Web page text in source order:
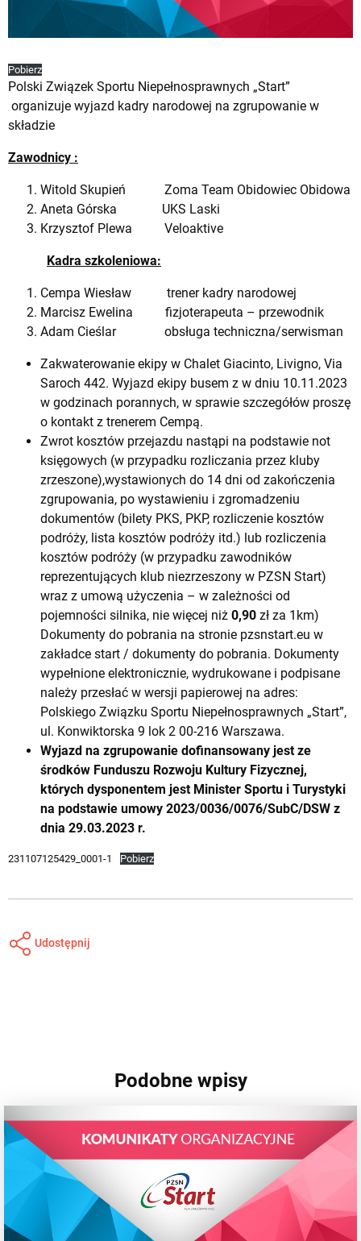
Pobierz
Polski Związek Sportu Niepełnosprawnych „Start”
organizuje wyjazd kadry narodowej na zgrupowanie w
składzie
Zawodnicy :
Witold Skupień Zoma Team Obidowiec Obidowa
Aneta Górska UKS Laski
Krzysztof Plewa Veloaktive
Kadra szkoleniowa:
Cempa Wiesław trener kadry narodowej
Marcisz Ewelina fizjoterapeuta – przewodnik
Adam Cieślar obsługa techniczna/serwisman
Zakwaterowanie ekipy w Chalet Giacinto, Livigno, Via
Saroch 442. Wyjazd ekipy busem z w dniu 10.11.2023
w godzinach porannych, w sprawie szczegółów proszę
o kontakt z trenerem Cempą.
Zwrot kosztów przejazdu nastąpi na podstawie not
księgowych (w przypadku rozliczania przez kluby
zrzeszone),wystawionych do 14 dni od zakończenia
zgrupowania, po wystawieniu i zgromadzeniu
dokumentów (bilety PKS, PKP, rozliczenie kosztów
podróży, lista kosztów podróży itd.) lub rozliczenia
kosztów podróży (w przypadku zawodników
reprezentujących klub niezrzeszony w PZSN Start)
wraz z umową użyczenia – w zależności od
pojemności silnika, nie więcej niż 0,90 zł za 1km)
Dokumenty do pobrania na stronie pzsnstart.eu w
zakładce start / dokumenty do pobrania. Dokumenty
wypełnione elektronicznie, wydrukowane i podpisane
należy przesłać w wersji papierowej na adres:
Polskiego Związku Sportu Niepełnosprawnych „Start”,
ul. Konwiktorska 9 lok 2 00-216 Warszawa.
Wyjazd na zgrupowanie dofinansowany jest ze
środków Funduszu Rozwoju Kultury Fizycznej,
których dysponentem jest Minister Sportu i Turystyki
na podstawie umowy 2023/0036/0076/SubC/DSW z
dnia 29.03.2023 r.
231107125429_0001-1 Pobierz
Udostępnij
Podobne wpisy